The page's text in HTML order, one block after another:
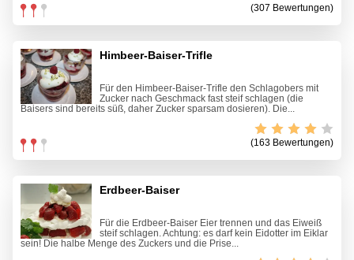
(307 Bewertungen)
Himbeer-Baiser-Trifle
Für den Himbeer-Baiser-Trifle den Schlagobers mit
Zucker nach Geschmack fast steif schlagen (die
Baisers sind bereits süß, daher Zucker sparsam dosieren). Die...
(163 Bewertungen)
Erdbeer-Baiser
Für die Erdbeer-Baiser Eier trennen und das Eiweiß
steif schlagen. Achtung: es darf kein Eidotter im Eiklar
sein! Die halbe Menge des Zuckers und die Prise...